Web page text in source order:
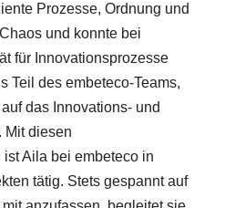
Prozesse, Ordnung und
und konnte bei
für Innovationsprozesse
Teil des embeteco-Teams,
das Innovations- und
Mit diesen
Aila bei embeteco in
tätig. Stets gespannt auf